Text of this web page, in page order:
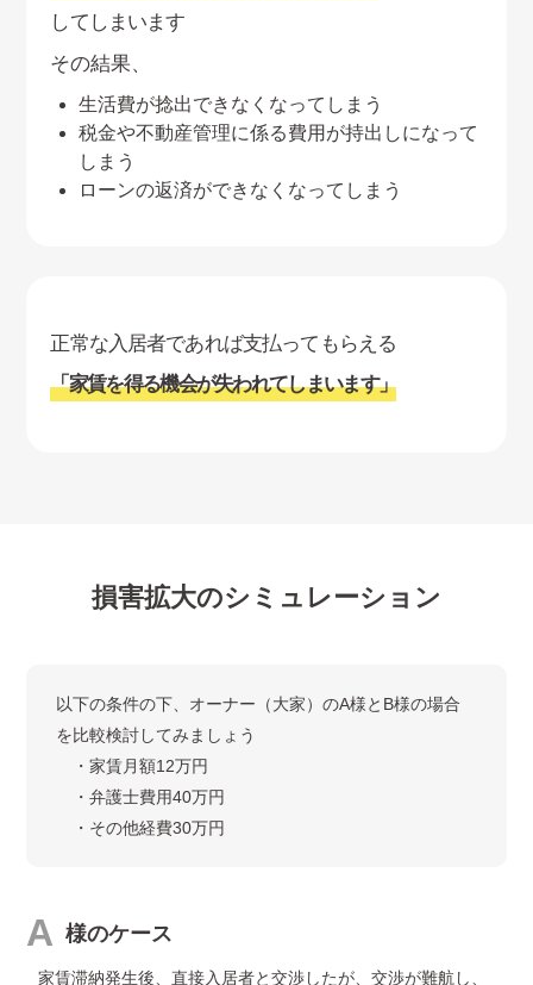
してしまいます
その結果、
生活費が捻出できなくなってしまう
税金や不動産管理に係る費用が持出しになって
しまう
ローンの返済ができなくなってしまう
正常な入居者であれば支払ってもらえる
「家賃を得る機会が失われてしまいます」
損害拡大のシミュレーション
以下の条件の下、オーナー（大家）のA様とB様の場合
を比較検討してみましょう
・家賃月額12万円
・弁護士費用40万円
・その他経費30万円
A 様のケース
家賃滞納発生後、直接入居者と交渉したが、交渉が難航し、